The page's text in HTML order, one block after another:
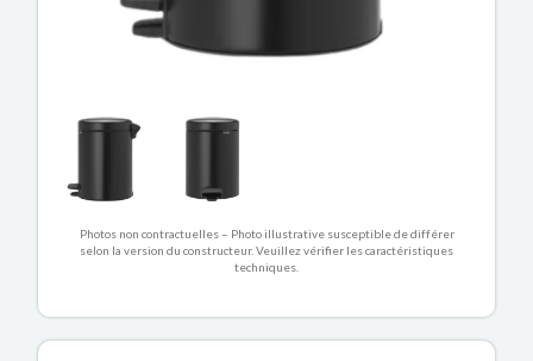
Photos non contractuelles – Photo illustrative susceptible de différer
selon la version du constructeur. Veuillez vérifier les caractéristiques
techniques.